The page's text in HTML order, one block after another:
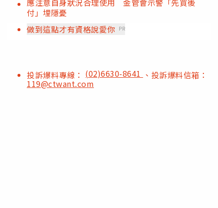
應注意自身狀況合理使用 金管會示警「先買後
付」埋隱憂
做到這點才有資格說愛你 PR
投訴爆料專線： (02)6630-8641 、投訴爆料信箱：
119@ctwant.com